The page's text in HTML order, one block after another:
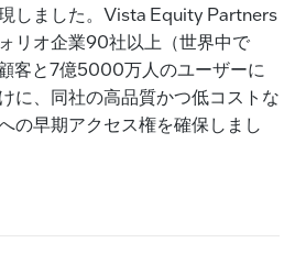
しました。Vista Equity Partners
リオ企業90社以上（世界中で
客と7億5000万人のユーザーに
に、同社の高品質かつ低コストな
の早期アクセス権を確保しまし